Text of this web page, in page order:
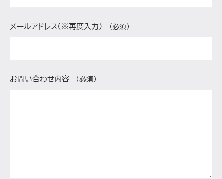
メールアドレス（※再度入力） （必須）
お問い合わせ内容 （必須）